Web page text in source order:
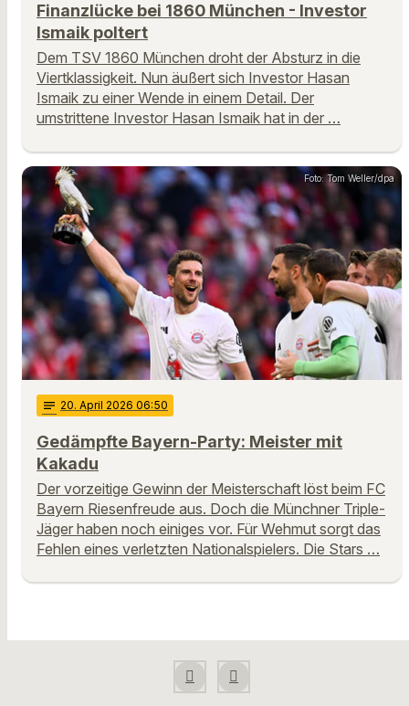
Finanzlücke bei 1860 München - Investor
Ismaik poltert
Dem TSV 1860 München droht der Absturz in die
Viertklassigkeit. Nun äußert sich Investor Hasan
Ismaik zu einer Wende in einem Detail. Der
umstrittene Investor Hasan Ismaik hat in der …
Foto: Tom Weller/dpa
notes 20. April 2026 06:50
Gedämpfte Bayern-Party: Meister mit
Kakadu
Der vorzeitige Gewinn der Meisterschaft löst beim FC
Bayern Riesenfreude aus. Doch die Münchner Triple-
Jäger haben noch einiges vor. Für Wehmut sorgt das
Fehlen eines verletzten Nationalspielers. Die Stars …